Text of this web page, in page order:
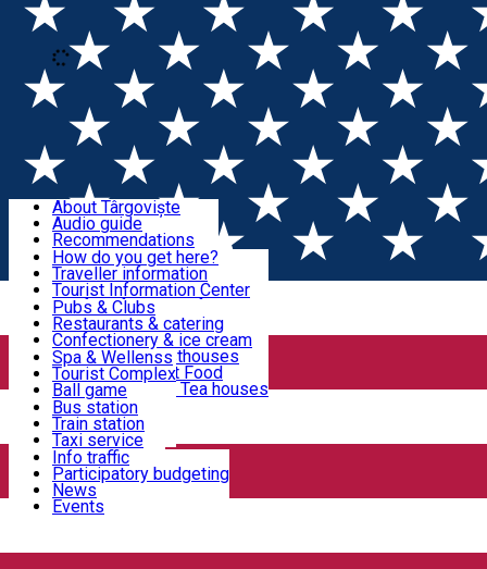
Loading
Sign In
Sign Up Free
Discover Târgoviște
Useful information!
Accommodation & Food
Activities
Transportation & Parking
We keep you informed!
About Târgoviște
Audio guide
Recommendations
Parks & Zoo
Church & monasteries
Art & culture
Event organizers
Legends and stories
Târgoviște in pictures
How do you get here?
Traveller information
Tourist Information Center
Useful information for locals
Community
Pubs & Clubs
Restaurants & catering
Confectionery & ice cream
Hotels and guesthouses
Pizzerias & Fast Food
Coffee places & Tea houses
Spa & Wellenss
Tourist Complex
Ball game
Swimming
Sport clubs
Playgrounds
Bus station
Train station
Taxi service
Rent a car
Car wash
Parking places
Info traffic
Participatory budgeting
News
Events
Home PLACES
Places